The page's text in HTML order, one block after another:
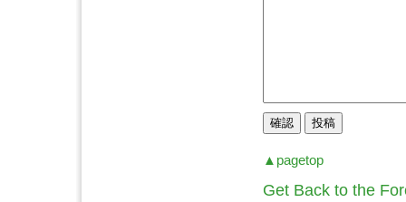
▲pagetop
Get Back to the